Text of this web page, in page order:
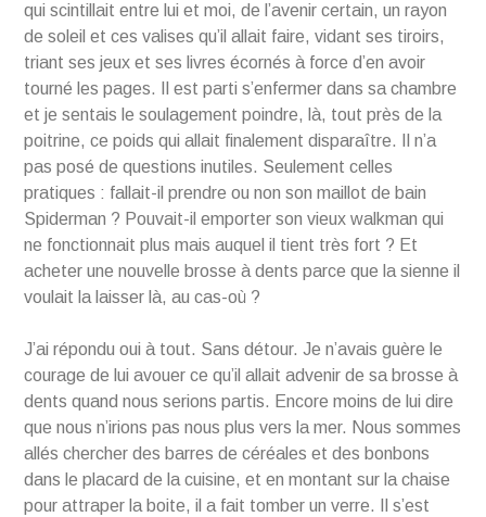
qui scintillait entre lui et moi, de l’avenir certain, un rayon
de soleil et ces valises qu’il allait faire, vidant ses tiroirs,
triant ses jeux et ses livres écornés à force d’en avoir
tourné les pages. Il est parti s’enfermer dans sa chambre
et je sentais le soulagement poindre, là, tout près de la
poitrine, ce poids qui allait finalement disparaître. Il n’a
pas posé de questions inutiles. Seulement celles
pratiques : fallait-il prendre ou non son maillot de bain
Spiderman ? Pouvait-il emporter son vieux walkman qui
ne fonctionnait plus mais auquel il tient très fort ? Et
acheter une nouvelle brosse à dents parce que la sienne il
voulait la laisser là, au cas-où ?
J’ai répondu oui à tout. Sans détour. Je n’avais guère le
courage de lui avouer ce qu’il allait advenir de sa brosse à
dents quand nous serions partis. Encore moins de lui dire
que nous n’irions pas nous plus vers la mer. Nous sommes
allés chercher des barres de céréales et des bonbons
dans le placard de la cuisine, et en montant sur la chaise
pour attraper la boite, il a fait tomber un verre. Il s’est